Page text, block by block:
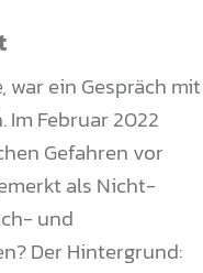
ein Gespräch mit
Februar 2022
Gefahren vor
als Nicht-
und
Der Hintergrund: